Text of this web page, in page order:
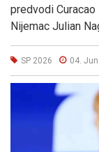
predvodi
Nijemac Julian
SP 2026 04.